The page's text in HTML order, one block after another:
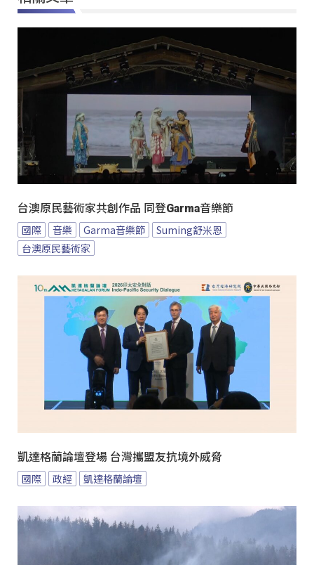
台澳原民藝術家共創作品 同登Garma音樂節
國際 音樂 Garma音樂節
Suming舒米恩
台澳原民藝術家
凱達格蘭論壇登場 台灣攜盟友抗境外威脅
國際 政經 凱達格蘭論壇